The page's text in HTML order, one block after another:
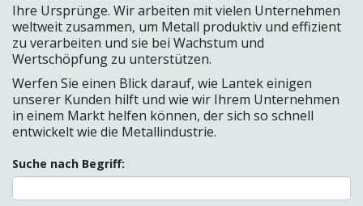
Ihre Ursprünge. Wir arbeiten mit vielen Unternehmen
weltweit zusammen, um Metall produktiv und effizient
zu verarbeiten und sie bei Wachstum und
Wertschöpfung zu unterstützen.
Werfen Sie einen Blick darauf, wie Lantek einigen
unserer Kunden hilft und wie wir Ihrem Unternehmen
in einem Markt helfen können, der sich so schnell
entwickelt wie die Metallindustrie.
Suche nach Begriff: